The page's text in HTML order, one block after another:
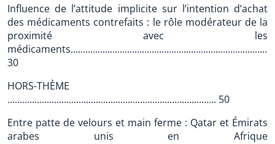
Influence de l’attitude implicite sur l’intention d’achat
des médicaments contrefaits : le rôle modérateur de la
proximité avec les
médicaments...................................................................................
30
HORS-THÈME
..................................................................................... 50
Entre patte de velours et main ferme : Qatar et Émirats
arabes unis en Afrique